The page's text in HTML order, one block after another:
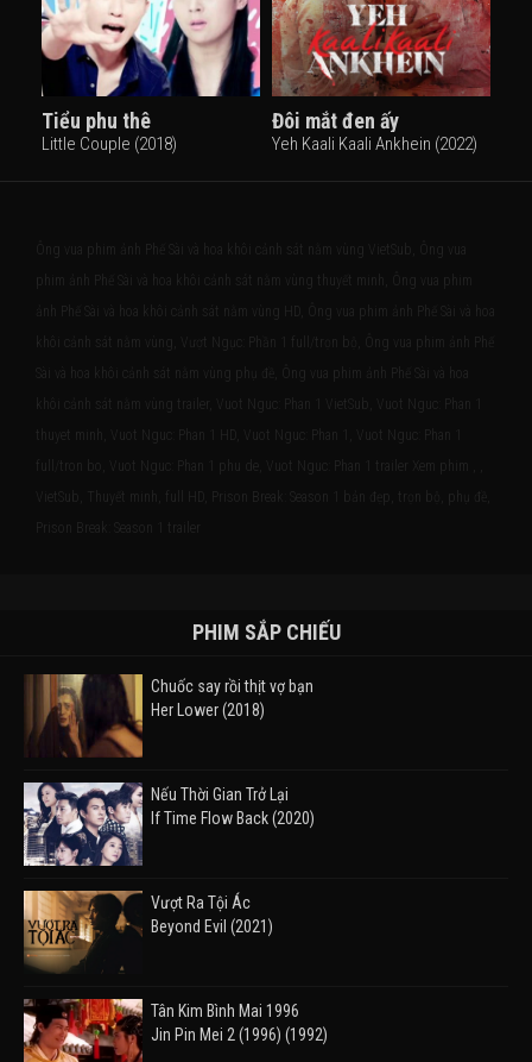
Tiểu phu thê
Little Couple (2018)
Đôi mắt đen ấy
Yeh Kaali Kaali Ankhein (2022)
Ông vua phim ảnh Phế Sài và hoa khôi cảnh sát nằm vùng VietSub, Ông vua
phim ảnh Phế Sài và hoa khôi cảnh sát nằm vùng thuyết minh, Ông vua phim
ảnh Phế Sài và hoa khôi cảnh sát nằm vùng HD, Ông vua phim ảnh Phế Sài và hoa
khôi cảnh sát nằm vùng, Vượt Ngục: Phần 1 full/trọn bộ, Ông vua phim ảnh Phế
Sài và hoa khôi cảnh sát nằm vùng phụ đề, Ông vua phim ảnh Phế Sài và hoa
khôi cảnh sát nằm vùng trailer, Vuot Nguc: Phan 1 VietSub, Vuot Nguc: Phan 1
thuyet minh, Vuot Nguc: Phan 1 HD, Vuot Nguc: Phan 1, Vuot Nguc: Phan 1
full/tron bo, Vuot Nguc: Phan 1 phu de, Vuot Nguc: Phan 1 trailer Xem phim , ,
VietSub, Thuyết minh, full HD, Prison Break: Season 1 bản đẹp, trọn bộ, phụ đề,
Prison Break: Season 1 trailer
PHIM SẮP CHIẾU
Chuốc say rồi thịt vợ bạn
Her Lower (2018)
Nếu Thời Gian Trở Lại
If Time Flow Back (2020)
Vượt Ra Tội Ác
Beyond Evil (2021)
Tân Kim Bình Mai 1996
Jin Pin Mei 2 (1996) (1992)